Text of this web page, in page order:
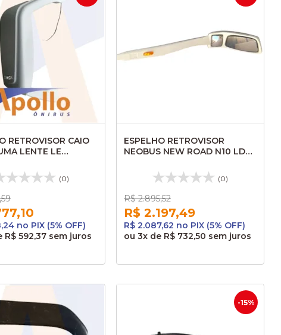
RETROVISOR CAIO
LENTE LE
(0)
no PIX (5% OFF)
R$ 592,37 sem juros
ESPELHO RETROVISOR
NEOBUS NEW ROAD N10 LD
73131308APP
(0)
R$ 2.895,52
R$ 2.197,49
R$ 2.087,62 no PIX (5% OFF)
ou 3x de R$ 732,50 sem juros
-15%